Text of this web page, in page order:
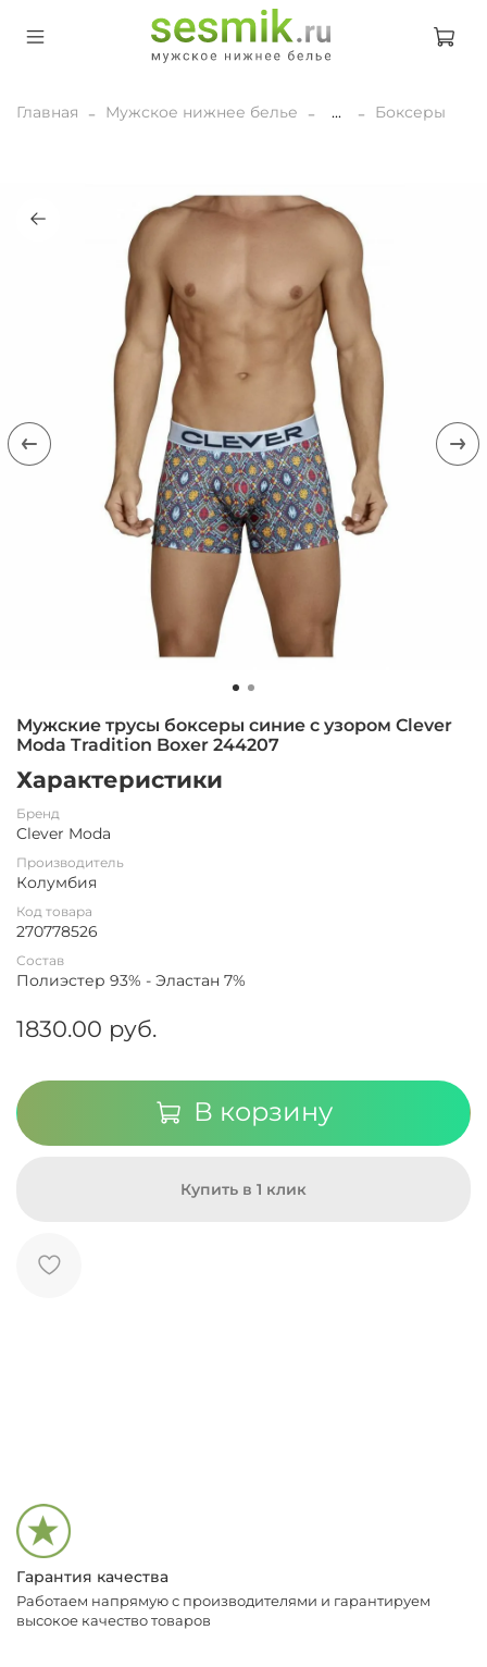
Главная Мужское нижнее белье ... Боксеры
Мужские трусы боксеры синие с узором Clever
Moda Tradition Boxer 244207
Характеристики
Бренд
Clever Moda
Производитель
Колумбия
Код товара
270778526
Состав
Полиэстер 93% - Эластан 7%
1830.00 руб.
В корзину
Купить в 1 клик
Гарантия качества
Работаем напрямую с производителями и гарантируем
высокое качество товаров